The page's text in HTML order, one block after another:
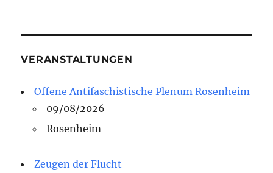
VERANSTALTUNGEN
Offene Antifaschistische Plenum Rosenheim
09/08/2026
Rosenheim
Zeugen der Flucht